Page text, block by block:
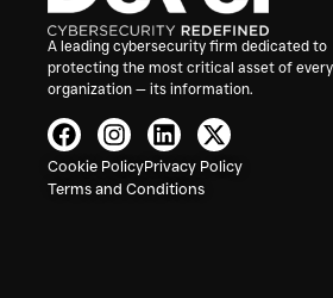
A leading cybersecurity firm dedicated to
protecting the most critical asset of every
organization — its information.
Cookie PolicyPrivacy Policy
Terms and Conditions